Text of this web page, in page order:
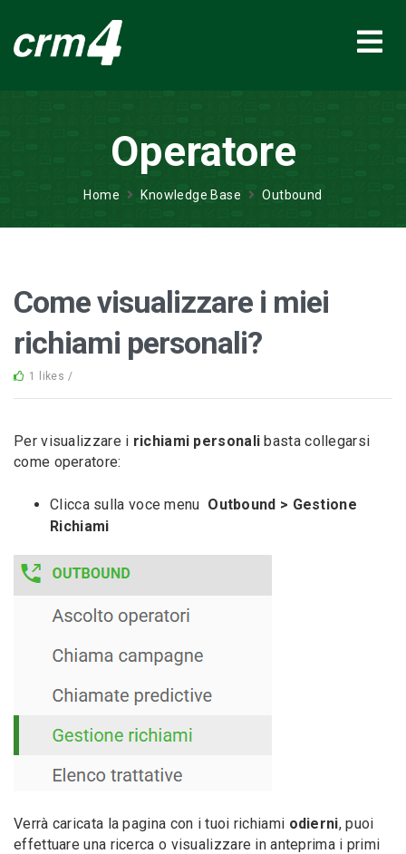
Operatore
Home Knowledge Base Outbound
Come visualizzare i miei
richiami personali?
1 likes /
Per visualizzare i richiami personali basta collegarsi
come operatore:
Clicca sulla voce menu Outbound > Gestione
Richiami
Verrà caricata la pagina con i tuoi richiami odierni, puoi
effettuare una ricerca o visualizzare in anteprima i primi